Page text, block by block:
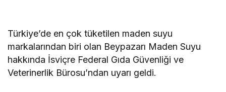
Türkiye’de en çok tüketilen maden suyu
markalarından biri olan Beypazarı Maden Suyu
hakkında İsviçre Federal Gıda Güvenliği ve
Veterinerlik Bürosu’ndan uyarı geldi.